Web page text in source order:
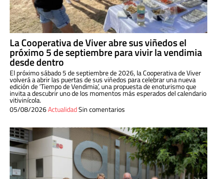
La Cooperativa de Viver abre sus viñedos el
próximo 5 de septiembre para vivir la vendimia
desde dentro
El próximo sábado 5 de septiembre de 2026, la Cooperativa de Viver
volverá a abrir las puertas de sus viñedos para celebrar una nueva
edición de ‘Tiempo de Vendimia’, una propuesta de enoturismo que
invita a descubrir uno de los momentos más esperados del calendario
vitivinícola.
05/08/2026ActualidadSin comentarios